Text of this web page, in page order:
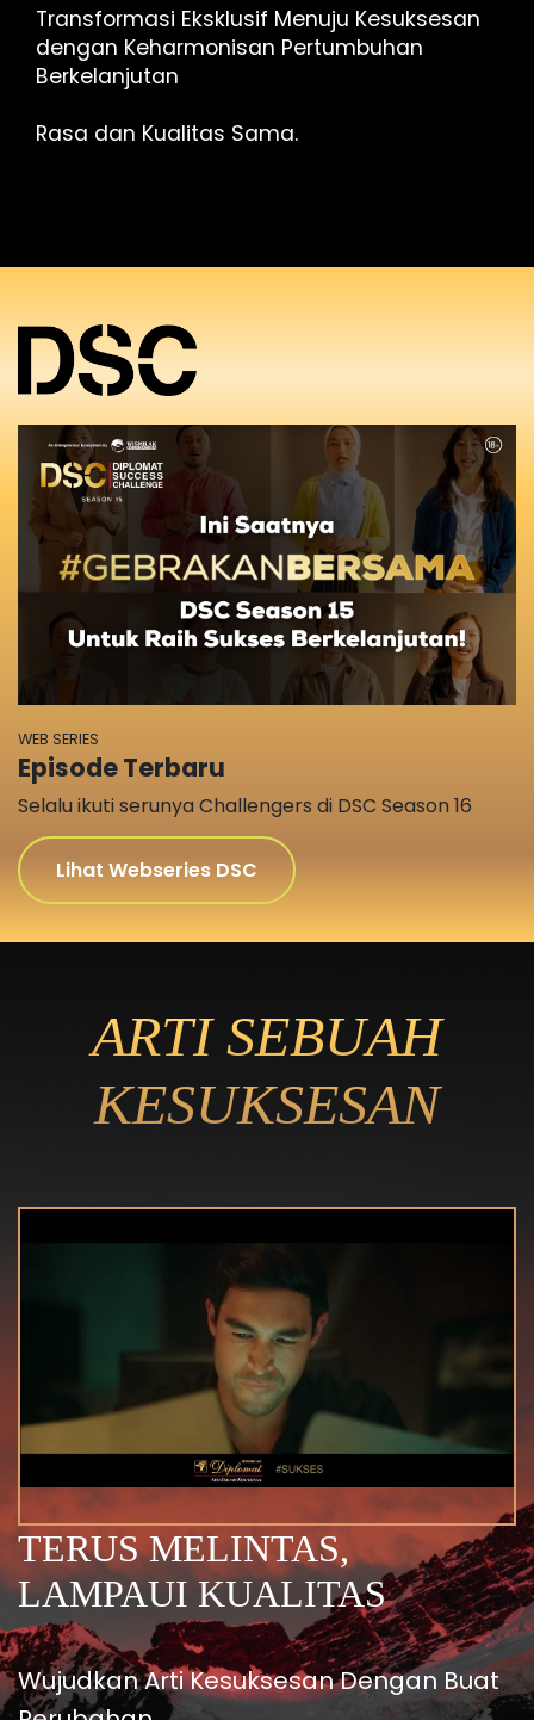
Transformasi Eksklusif Menuju Kesuksesan
dengan Keharmonisan Pertumbuhan
Berkelanjutan
Rasa dan Kualitas Sama.
WEB SERIES
Episode Terbaru
Selalu ikuti serunya Challengers di DSC Season 16
Lihat Webseries DSC
ARTI SEBUAH
KESUKSESAN
TERUS MELINTAS,
LAMPAUI KUALITAS
Wujudkan Arti Kesuksesan Dengan Buat